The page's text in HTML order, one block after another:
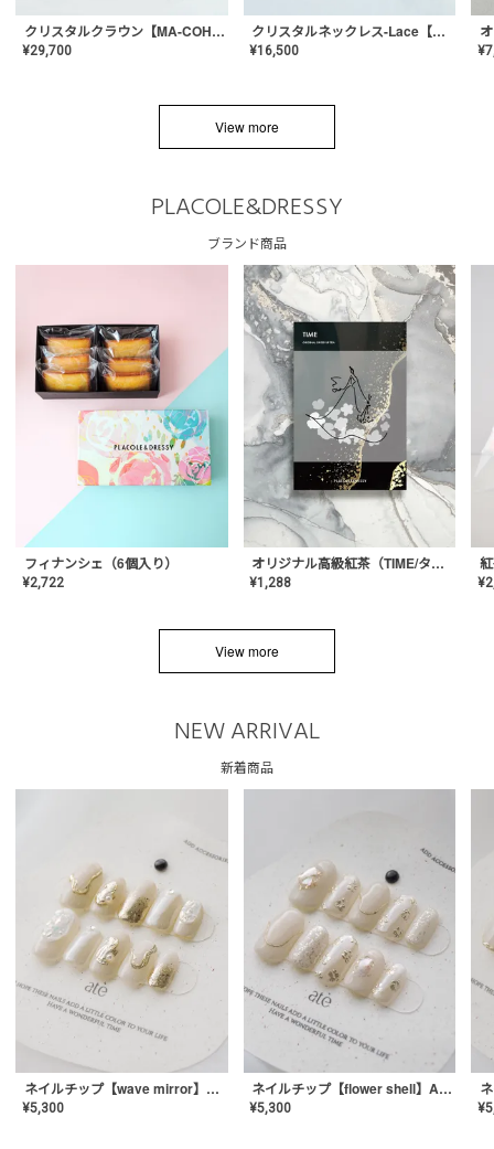
クリスタルクラウン【MA-COHD-01】韓国風クラウン/ウェディングクラウン/ティアラ
¥29,700
クリスタルネックレス-Lace【MA-CONL-02】
¥16,500 ¥
View more
PLACOLE&DRESSY
ブランド商品
フィナンシェ（6個入り）
¥2,722
オリジナル高級紅茶（TIME/タイム）【ギフト/プチギフト/プレゼント/内祝い/結婚式/オリジナル配合/高品質/ハーブティー/茶葉/記念日/お返し/手土産/美容/おしゃれ】
¥1,288 ¥
View more
NEW ARRIVAL
新着商品
ネイルチップ【wave mirror】AE-CONA-04
¥5,300
ネイルチップ【flower shell】AE-CONA-03
¥5,300 ¥